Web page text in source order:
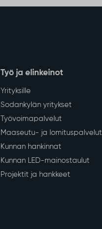
Työ ja elinkeinot
Yrityksille
Sodankylän yritykset
Työvoimapalvelut
Maaseutu- ja lomituspalvelut
Kunnan hankinnat
Kunnan LED-mainostaulut
Projektit ja hankkeet